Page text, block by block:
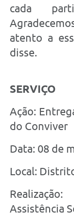
cada
atento a
disse.
SERVIÇO
Ação:
do Conviver
Data: 08 de
Local:
Assistência